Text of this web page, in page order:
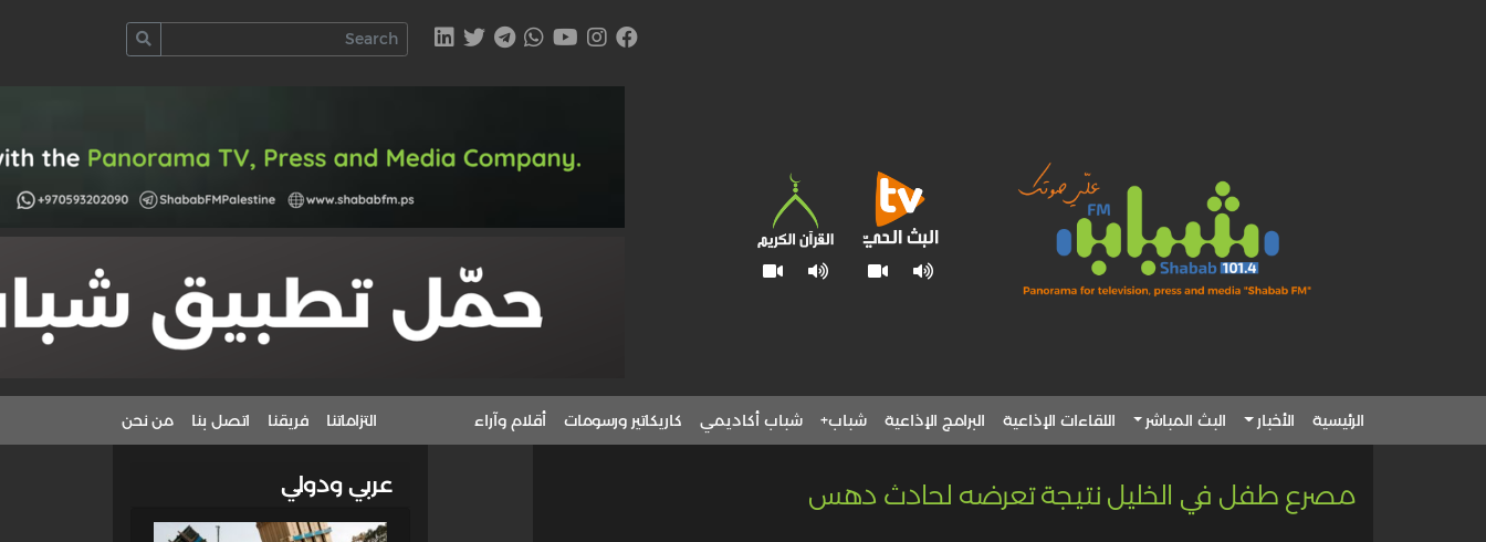
الرئيسية الأخبار البث المباشر اللقاءات الإذاعية البرامج الإذاعية شباب+ شباب أكاديمي كاريكاتير ورسومات أقلام وآراء التزاماتنا فريقنا اتصل بنا من نحن
مصرع طفل في الخليل نتيجة تعرضه لحادث دهس عربي ودولي